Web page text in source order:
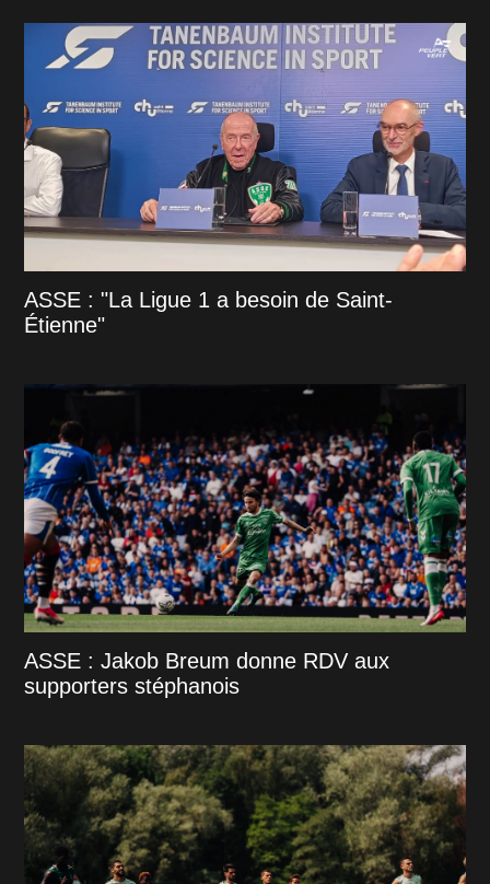
ASSE : "La Ligue 1 a besoin de Saint-
Étienne"
ASSE : Jakob Breum donne RDV aux
supporters stéphanois